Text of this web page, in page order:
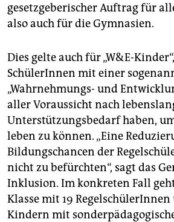
gesetzgeberischer Auftrag für
also auch für die Gymnasien.
Dies gelte auch für „W&E-
SchülerInnen mit einer
„Wahrnehmungs- und
aller Voraussicht nach
Unterstützungsbedarf haben,
leben zu können. „Eine
Bildungschancen der
nicht zu befürchten“, sagt das
Inklusion. Im konkreten Fall
Klasse mit 19
Kindern mit